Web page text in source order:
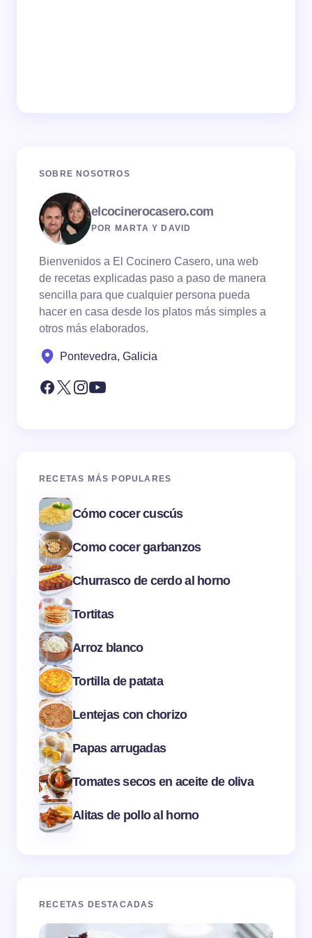
SOBRE NOSOTROS
elcocinerocasero.com
POR MARTA Y DAVID
Bienvenidos a El Cocinero Casero, una web
de recetas explicadas paso a paso de manera
sencilla para que cualquier persona pueda
hacer en casa desde los platos más simples a
otros más elaborados.
Pontevedra, Galicia
RECETAS MÁS POPULARES
Cómo cocer cuscús
Como cocer garbanzos
Churrasco de cerdo al horno
Tortitas
Arroz blanco
Tortilla de patata
Lentejas con chorizo
Papas arrugadas
Tomates secos en aceite de oliva
Alitas de pollo al horno
RECETAS DESTACADAS